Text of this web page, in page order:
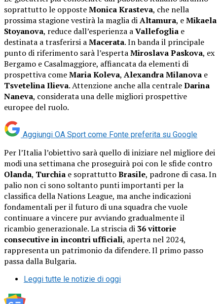
soprattutto le opposteMonica Krasteva, che nella
prossima stagione vestirà la maglia diAltamura, eMikaela
Stoyanova, reduce dall’esperienza aVallefoglia e
destinata a trasferirsi aMacerata. In banda il principale
punto di riferimento sarà l’espertaMiroslava Paskova, ex
Bergamo e Casalmaggiore, affiancata da elementi di
prospettiva comeMaria Koleva, Alexandra Milanova e
Tsvetelina Ilieva. Attenzione anche alla centraleDarina
Naneva, considerata una delle migliori prospettive
europee del ruolo.
Aggiungi OA Sport come Fonte preferita su Google
Per l’Italia l’obiettivo sarà quello di iniziare nel migliore dei
modi una settimana che proseguirà poi con le sfide contro
Olanda, Turchia e soprattuttoBrasile, padrone di casa. In
palio non ci sono soltanto punti importanti per la
classifica della Nations League, ma anche indicazioni
fondamentali per il futuro di una squadra che vuole
continuare a vincere pur avviando gradualmente il
ricambio generazionale. La striscia di 36 vittorie
consecutive in incontri ufficiali, aperta nel 2024,
rappresenta un patrimonio da difendere. Il primo passo
passa dalla Bulgaria.
Leggi tutte le notizie di oggi